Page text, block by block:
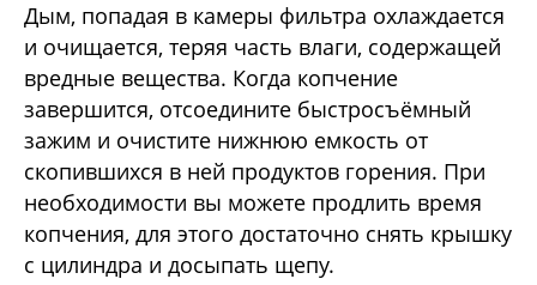
Дым, попадая в камеры фильтра охлаждается
и очищается, теряя часть влаги, содержащей
вредные вещества. Когда копчение
завершится, отсоедините быстросъёмный
зажим и очистите нижнюю емкость от
скопившихся в ней продуктов горения. При
необходимости вы можете продлить время
копчения, для этого достаточно снять крышку
с цилиндра и досыпать щепу.